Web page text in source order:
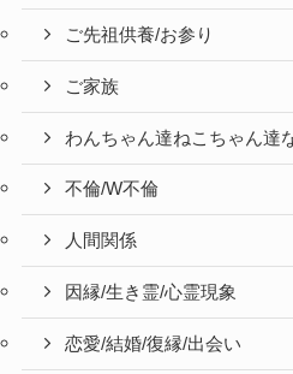
ご先祖供養/お参り
ご家族
わんちゃん達ねこちゃん達
不倫/W不倫
人間関係
因縁/生き霊/心霊現象
恋愛/結婚/復縁/出会い